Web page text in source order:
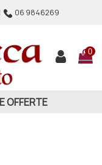
06 9846269
0
OFFERTE